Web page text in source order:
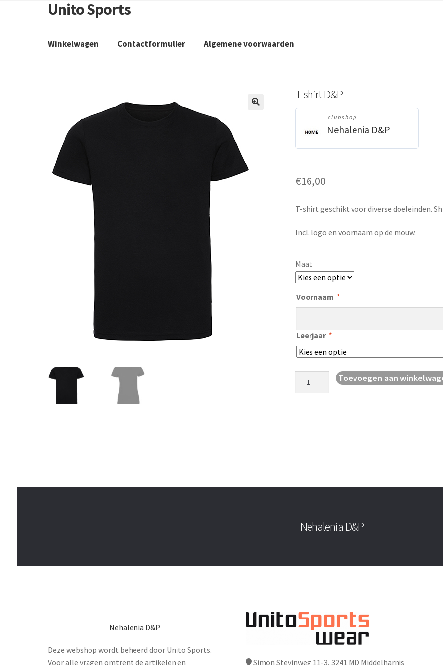
Unito Sports
Winkelwagen Contactformulier Algemene voorwaarden
T-shirt D&P
clubshop
Nehalenia D&P
€16,00
T-shirt geschikt voor diverse doeleinden.
Incl. logo en voornaam op de mouw.
Maat
Voornaam *
Leerjaar *
Toevoegen aan
Nehalenia D&P
Nehalenia D&P
Deze webshop wordt beheerd door Unito Sports.
Voor alle vragen omtrent de artikelen en
Simon Stevinweg 11-3, 3241 MD Middelharnis